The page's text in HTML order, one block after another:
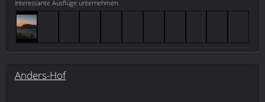
interessante Ausflüge unternehmen.
Anders-Hof